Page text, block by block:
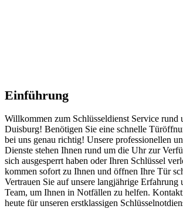
Einführung
Willkommen zum Schlüsseldienst Service rund
Duisburg! Benötigen Sie eine schnelle
bei uns genau richtig! Unsere professionellen
Dienste stehen Ihnen rund um die Uhr zur
sich ausgesperrt haben oder Ihren Schlüssel
kommen sofort zu Ihnen und öffnen Ihre Tür
Vertrauen Sie auf unsere langjährige Erfahrung
Team, um Ihnen in Notfällen zu helfen.
heute für unseren erstklassigen